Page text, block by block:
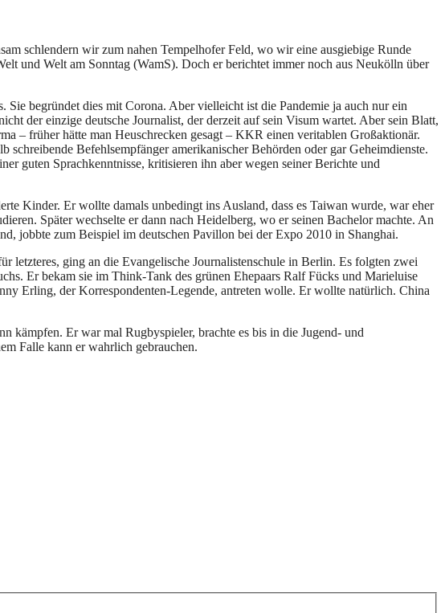
schlendern wir zum nahen Tempelhofer Feld, wo wir eine ausgiebige Runde
und Welt am Sonntag (WamS). Doch er berichtet immer noch aus Neukölln über
begründet dies mit Corona. Aber vielleicht ist die Pandemie ja auch nur ein
der einzige deutsche Journalist, der derzeit auf sein Visum wartet. Aber sein Blatt,
– früher hätte man Heuschrecken gesagt – KKR einen veritablen Großaktionär.
Befehlsempfänger amerikanischer Behörden oder gar Geheimdienste.
guten Sprachkenntnisse, kritisieren ihn aber wegen seiner Berichte und
Kinder. Er wollte damals unbedingt ins Ausland, dass es Taiwan wurde, war eher
Später wechselte er dann nach Heidelberg, wo er seinen Bachelor machte. An
jobbte zum Beispiel im deutschen Pavillon bei der Expo 2010 in Shanghai.
letzteres, ging an die Evangelische Journalistenschule in Berlin. Es folgten zwei
Er bekam sie im Think-Tank des grünen Ehepaars Ralf Fücks und Marieluise
Erling, der Korrespondenten-Legende, antreten wolle. Er wollte natürlich. China
kämpfen. Er war mal Rugbyspieler, brachte es bis in die Jugend- und
Falle kann er wahrlich gebrauchen.